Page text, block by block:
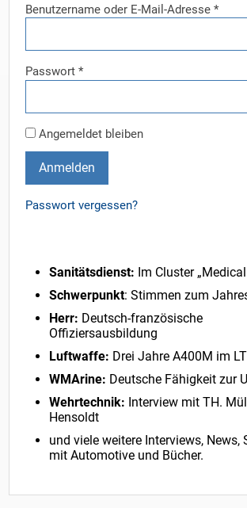
Benutzername oder E-Mail-Adresse*
Passwort*
Angemeldet bleiben
Anmelden
Passwort vergessen?
Sanitätsdienst: Im Cluster
Schwerpunkt: Stimmen zum
Herr: Deutsch-französische
Offiziersausbildung
Luftwaffe: Drei Jahre A400M im
WMArine: Deutsche Fähigkeit zur
Wehrtechnik: Interview mit TH.
Hensoldt
und viele weitere Interviews, News,
mit Automotive und Bücher.